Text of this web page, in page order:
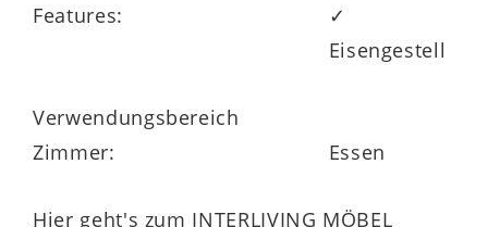
Features:
✓
Eisengestell
Verwendungsbereich
Zimmer:
Essen
Hier geht's zum INTERLIVING MÖBEL